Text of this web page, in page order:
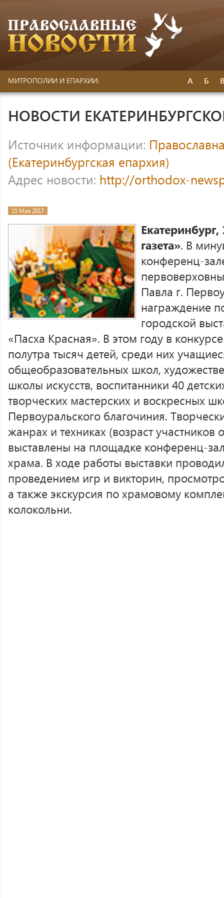
МИТРОПОЛИИ И ЕПАРХИИ: А Б
НОВОСТИ
Источник информации:
(Екатеринбургская епархия)
Адрес новости: http://orthodox-
15 Мая 2017
газета». В
конференц-
Павла г.
награждение
городской
«Пасха Красная». В этом году в
полутра тысяч детей, среди них
общеобразовательных школ,
школы искусств, воспитанники 40
творческих мастерских и воскресных
Первоуральского благочиния.
жанрах и техниках (возраст участников
выставлены на площадке конференц-
храма. В ходе работы выставки
проведением игр и викторин,
а также экскурсия по храмовому
колокольни.